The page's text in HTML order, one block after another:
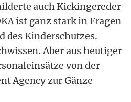
auch Kickingereder
ist ganz stark in Fragen
des Kinderschutzes.
Aber aus heutiger
von der
Agency zur Gänze